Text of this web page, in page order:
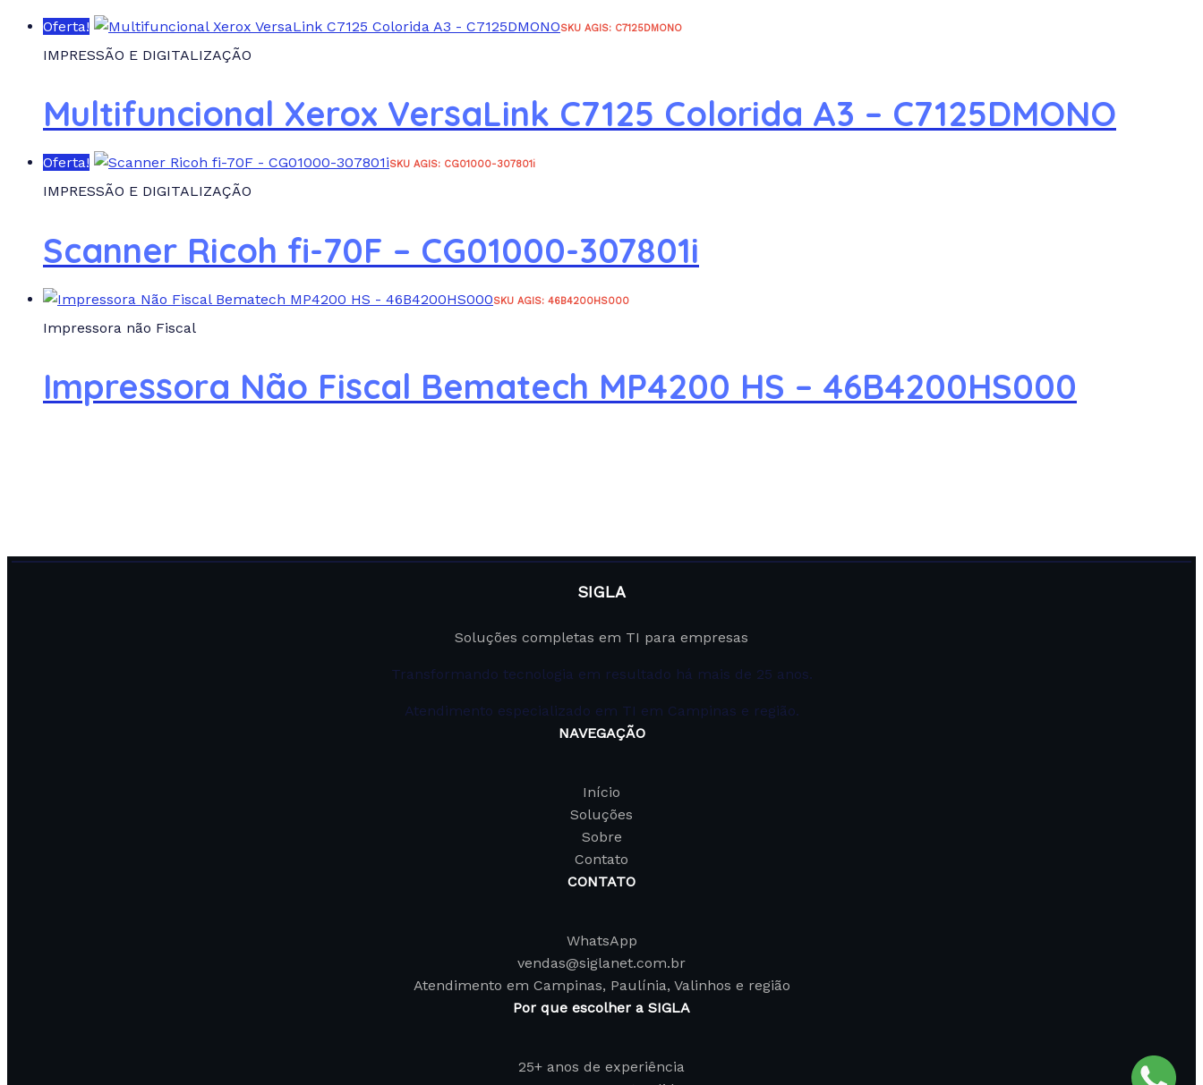
Oferta! SKU AGIS: C7125DMONO
IMPRESSÃO E DIGITALIZAÇÃO
Multifuncional Xerox VersaLink C7125 Colorida A3 – C7125DMONO
Oferta! SKU AGIS: CG01000-307801i
IMPRESSÃO E DIGITALIZAÇÃO
Scanner Ricoh fi-70F – CG01000-307801i
SKU AGIS: 46B4200HS000
Impressora não Fiscal
Impressora Não Fiscal Bematech MP4200 HS – 46B4200HS000
SIGLA
Soluções completas em TI para empresas
Transformando tecnologia em resultado há mais de 25 anos.
Atendimento especializado em TI em Campinas e região.
NAVEGAÇÃO
Início
Soluções
Sobre
Contato
CONTATO
WhatsApp
vendas@siglanet.com.br
Atendimento em Campinas, Paulínia, Valinhos e região
Por que escolher a SIGLA
25+ anos de experiência